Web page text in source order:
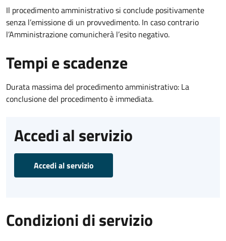
Il procedimento amministrativo si conclude positivamente
senza l’emissione di un provvedimento. In caso contrario
l’Amministrazione comunicherà l’esito negativo.
Tempi e scadenze
Durata massima del procedimento amministrativo: La
conclusione del procedimento è immediata.
Accedi al servizio
Accedi al servizio
Condizioni di servizio